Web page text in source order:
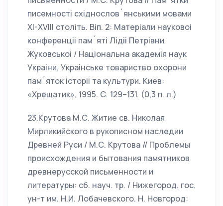
писемностi схiднослов´янськими мовами
XI-XVIII столiть. Вiп. 2: Матерiали науковоi
конференцii пам´ятi Лiдii Петрiвни
Жуковськоi / Нацiональна академiя наук
Украiни, Украiнське товариство охорони
пам´яток iсторii та культури. Киев:
«Хрещатик», 1995. С. 129–131. (0,3 п. л.)
23.Крутова М.С. Житие св. Николая
Мирликийского в рукописном наследии
Древней Руси / М.С. Крутова // Проблемы
происхождения и бытования памятников
древнерусской письменности и
литературы: сб. науч. тр. / Нижегород. гос.
ун-т им. Н.И. Лобачевского. Н. Новгород: